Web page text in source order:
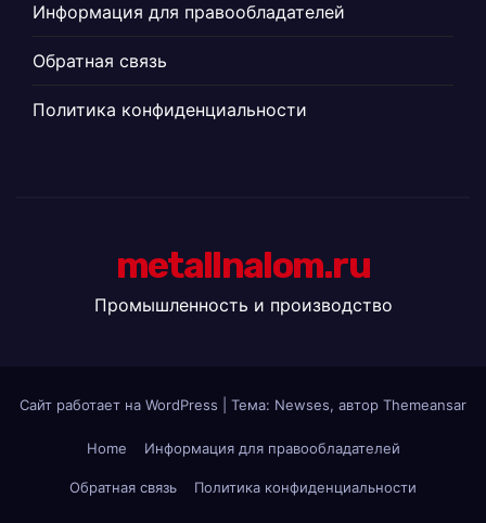
Информация для правообладателей
Обратная связь
Политика конфиденциальности
metallnalom.ru
Промышленность и производство
Сайт работает на WordPress Тема: Newses, автор Themeansar
Home Информация для правообладателей
Обратная связь Политика конфиденциальности